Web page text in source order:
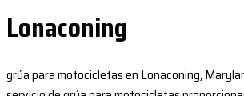
Lonaconing
grúa para motocicletas en Lonaconing,